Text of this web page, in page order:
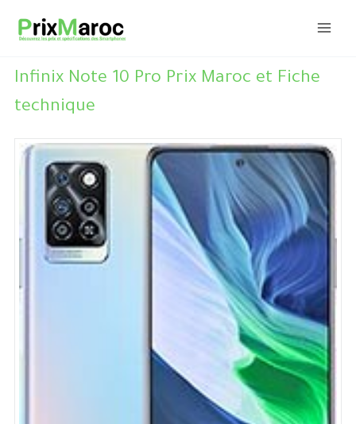
Infinix Note 10 Pro Prix Maroc et Fiche
technique